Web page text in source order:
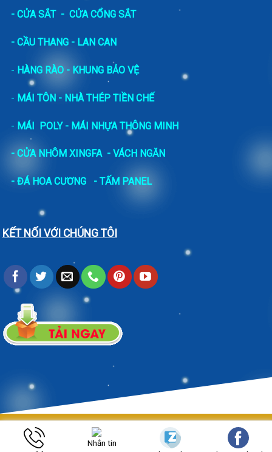
- CỬA SẮT- CỬA CỔNG SẮT
- CẦU THANG - LAN CAN
- HÀNG RÀO - KHUNG BẢO VỆ
- MÁI TÔN - NHÀ THÉP TIỀN CHẾ
- MÁI POLY - MÁI NHỰA THÔNG MINH
- CỬA NHÔM XINGFA - VÁCH NGĂN
- ĐÁ HOA CƯƠNG - TẤM PANEL
KẾT NỐI VỚI CHÚNG TÔI
Https://cokhinguyenvu.net/ Copyright 2026 ©
Bản quyền thuộc
CƠ KHÍ NGUYÊN VŨ.
Nhắn tin